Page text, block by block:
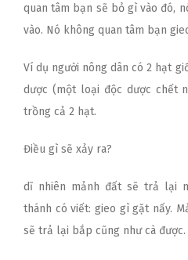
quan tâm bạn sẽ bỏ gì vào đó,
vào. Nó không quan tâm bạn
Ví dụ người nông dân có 2 hạt
dược (một loại độc dược chết
trồng cả 2 hạt.
Điều gì sẽ xảy ra?
dĩ nhiên mảnh đất sẽ trả lại
thánh có viết: gieo gì gặt nấy.
sẽ trả lại bắp cũng như cà được.